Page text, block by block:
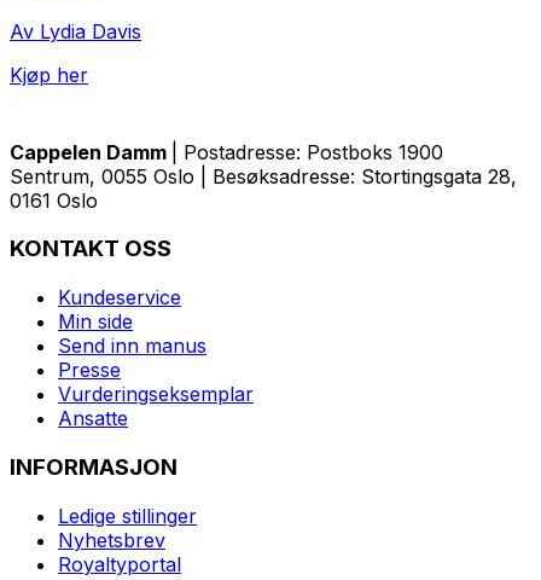
Av Lydia Davis
Kjøp her
Cappelen Damm
| Postadresse: Postboks 1900
Sentrum, 0055 Oslo | Besøksadresse: Stortingsgata 28,
0161 Oslo
KONTAKT OSS
Kundeservice
Min side
Send inn manus
Presse
Vurderingseksemplar
Ansatte
INFORMASJON
Ledige stillinger
Nyhetsbrev
Royaltyportal